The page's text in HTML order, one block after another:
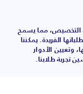
التخصيص، مما يسمح
الفريدة. يمكننا
وتعيين الأدوار
تجربة طلابنا.